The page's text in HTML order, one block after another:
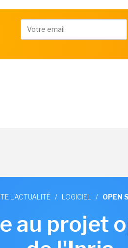
L'ACTUALITÉ / LOGICIEL / OPEN
au projet